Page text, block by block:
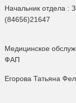
Начальник отдела :
(84656)21647
Медицинское
ФАП
Егорова Татьяна